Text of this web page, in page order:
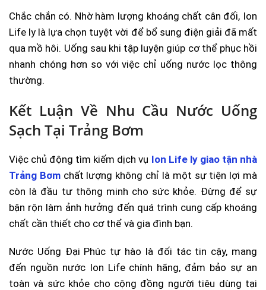
Chắc chắn có. Nhờ hàm lượng khoáng chất cân đối, Ion
Life ly là lựa chọn tuyệt vời để bổ sung điện giải đã mất
qua mồ hôi. Uống sau khi tập luyện giúp cơ thể phục hồi
nhanh chóng hơn so với việc chỉ uống nước lọc thông
thường.
Kết Luận Về Nhu Cầu Nước Uống
Sạch Tại Trảng Bơm
Việc chủ động tìm kiếm dịch vụ Ion Life ly giao tận nhà
Trảng Bơmchất lượng không chỉ là một sự tiện lợi mà
còn là đầu tư thông minh cho sức khỏe. Đừng để sự
bận rộn làm ảnh hưởng đến quá trình cung cấp khoáng
chất cần thiết cho cơ thể và gia đình bạn.
Nước Uống Đại Phúc tự hào là đối tác tin cậy, mang
đến nguồn nước Ion Life chính hãng, đảm bảo sự an
toàn và sức khỏe cho cộng đồng người tiêu dùng tại